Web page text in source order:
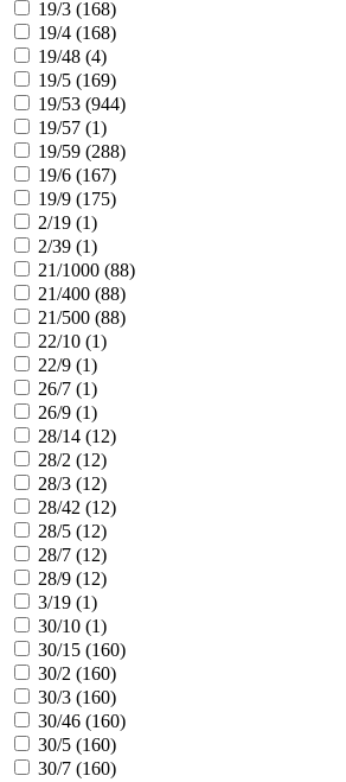
19/3 (168)
19/4 (168)
19/48 (4)
19/5 (169)
19/53 (944)
19/57 (1)
19/59 (288)
19/6 (167)
19/9 (175)
2/19 (1)
2/39 (1)
21/1000 (88)
21/400 (88)
21/500 (88)
22/10 (1)
22/9 (1)
26/7 (1)
26/9 (1)
28/14 (12)
28/2 (12)
28/3 (12)
28/42 (12)
28/5 (12)
28/7 (12)
28/9 (12)
3/19 (1)
30/10 (1)
30/15 (160)
30/2 (160)
30/3 (160)
30/46 (160)
30/5 (160)
30/7 (160)